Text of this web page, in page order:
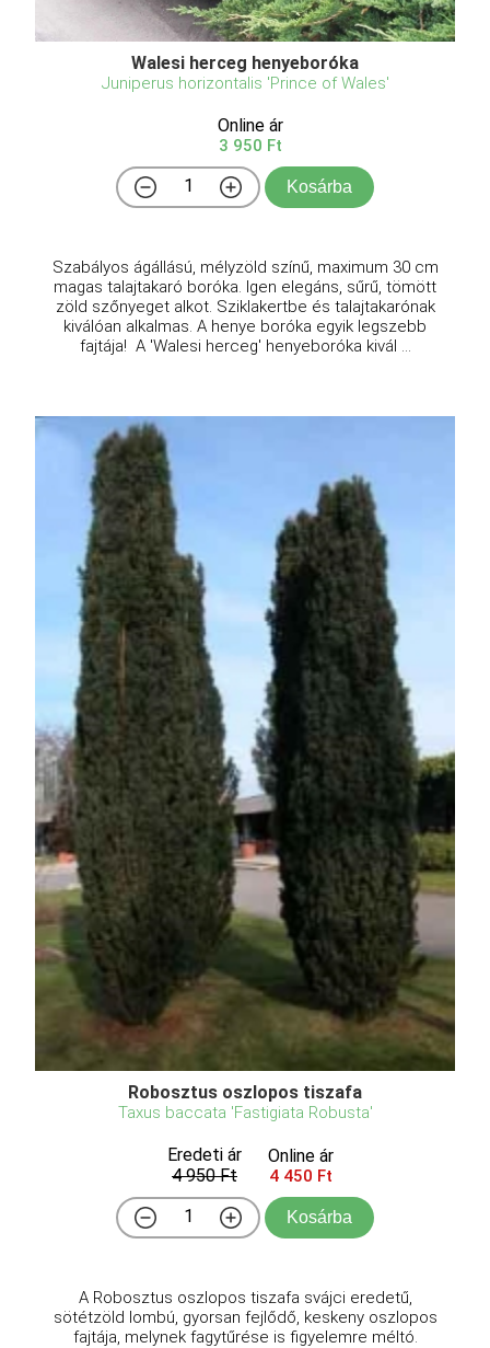
Walesi herceg henyeboróka
Juniperus horizontalis 'Prince of Wales'
Online ár
3 950 Ft
Kosárba
Szabályos ágállású, mélyzöld színű, maximum 30 cm
magas talajtakaró boróka. Igen elegáns, sűrű, tömött
zöld szőnyeget alkot. Sziklakertbe és talajtakarónak
kiválóan alkalmas. A henye boróka egyik legszebb
fajtája! A 'Walesi herceg' henyeboróka kivál ...
Robosztus oszlopos tiszafa
Taxus baccata 'Fastigiata Robusta'
Eredeti ár
4 950 Ft
Online ár
4 450 Ft
Kosárba
A Robosztus oszlopos tiszafa svájci eredetű,
sötétzöld lombú, gyorsan fejlődő, keskeny oszlopos
fajtája, melynek fagytűrése is figyelemre méltó.